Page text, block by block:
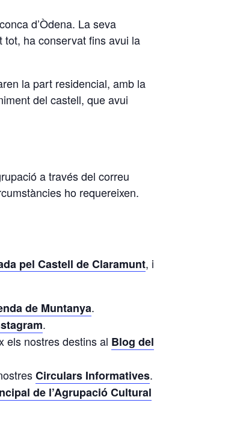
d’Òdena. La seva
tot, ha conservat fins avui la
la part residencial, amb la
del castell, que avui
a través del correu
ho requereixen.
pel Castell deClaramunt, i
de Muntanya.
.
els nostres destins al Blog del
Circulars Informatives.
de l’Agrupació Cultural